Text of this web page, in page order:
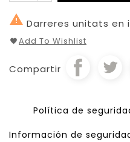
 Darreres unitats en
Add To Wishlist
Compartir
Política de
Información de